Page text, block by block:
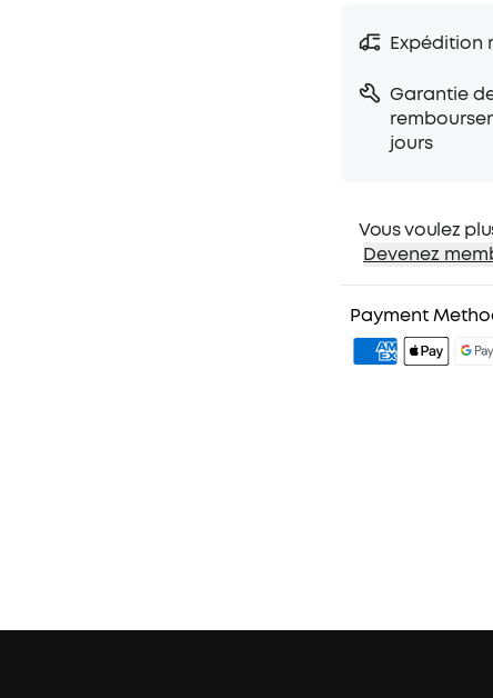
Conçue pour
une session
VOTRE SON,
Expédition
Garantie
jours
Vous voulez
Devenez
2. Prix pour les
3. Cadeau
4. Débloquer
plus
Payment